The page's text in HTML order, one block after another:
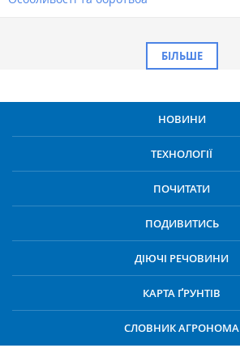
БІЛЬШЕ
НОВИНИ
ТЕХНОЛОГІЇ
ПОЧИТАТИ
ПОДИВИТИСЬ
ДІЮЧІ РЕЧОВИНИ
КАРТА ҐРУНТІВ
СЛОВНИК АГРОНОМА